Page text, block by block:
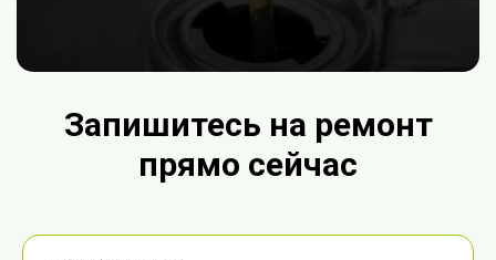
Запишитесь на ремонт
прямо сейчас